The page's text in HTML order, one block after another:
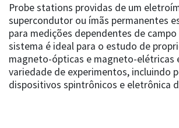
Probe stations providas de um
supercondutor ou ímãs permanentes
para medições dependentes de
sistema é ideal para o estudo de
magneto-ópticas e magneto-elétricas
variedade de experimentos, incluindo
dispositivos spintrônicos e eletrônica